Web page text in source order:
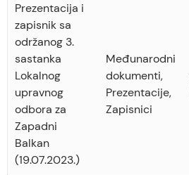
Prezentacija i
zapisnik sa
održanog 3.
sastanka
Lokalnog
upravnog
odbora za
Zapadni
Balkan
(19.07.2023.)
Međunarodni
dokumenti,
Prezentacije,
Zapisnici